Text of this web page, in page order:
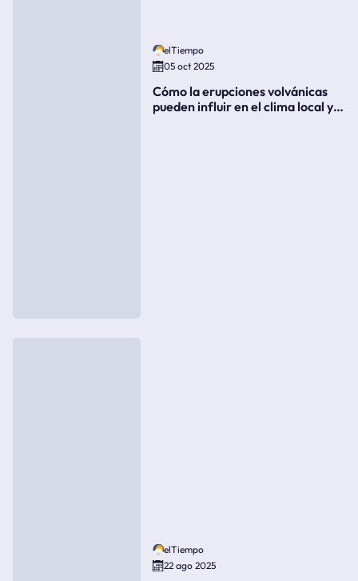
elTiempo
05 oct 2025
Cómo la erupciones volvánicas
pueden influir en el clima local y
elTiempo
22 ago 2025